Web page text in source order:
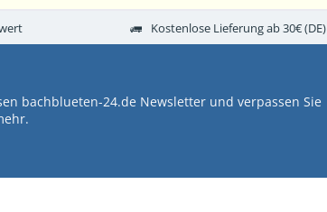
Kostenlose Lieferung ab 30€ (DE)
bachblueten-24.de Newsletter und verpassen Sie